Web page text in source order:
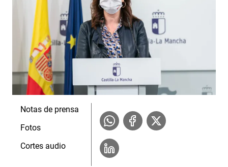
Notas de prensa
Fotos
Cortes audio